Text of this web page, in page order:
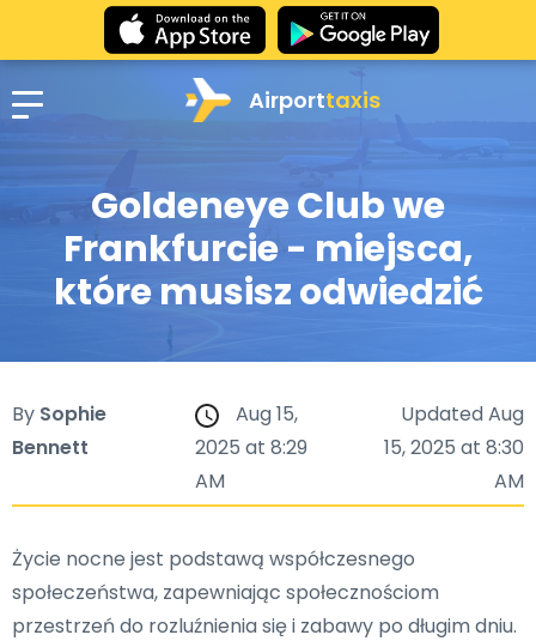
Airporttaxis
Goldeneye Club we
Frankfurcie - miejsca,
które musisz odwiedzić
By Sophie
Bennett
Aug 15,
2025 at 8:29
AM
Updated Aug
15, 2025 at 8:30
AM
Życie nocne jest podstawą współczesnego
społeczeństwa, zapewniając społecznościom
przestrzeń do rozluźnienia się i zabawy po długim dniu.